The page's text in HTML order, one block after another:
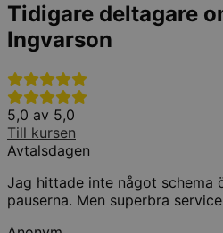
Tidigare deltagare
Ingvarson
5,0 av 5,0
Till kursen
Avtalsdagen
Jag hittade inte något schema
pauserna. Men superbra